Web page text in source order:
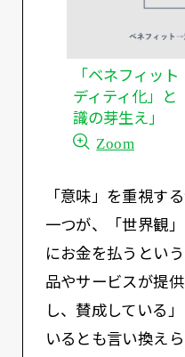
「ベネフィッ
ディティ化」と
識の芽生え」
Zoom
「意味」を重視す
一つが、「世界観
にお金を払うとい
品やサービスが提
し、賛成している
いるとも言い換え